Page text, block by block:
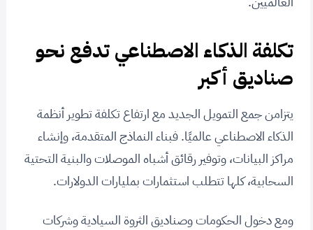
تكلفة الذكاء الاصطناعي تدفع نحو
صناديق أكبر
يتزامن جمع التمويل الجديد مع ارتفاع تكلفة تطوير أنظمة
الذكاء الاصطناعي عالميًا. فبناء النماذج المتقدمة، وإنشاء
مراكز البيانات، وتوفير رقائق أشباه الموصلات والبنية التحتية
السحابية، كلها تتطلب استثمارات بمليارات الدولارات.
ومع دخول الحكومات وصناديق الثروة السيادية وشركات